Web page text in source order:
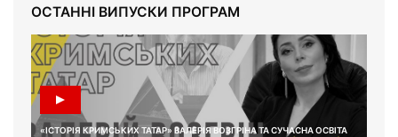
ОСТАННІ ВИПУСКИ ПРОГРАМ
«ІСТОРІЯ КРИМСЬКИХ ТАТАР» ВАЛЕРІЯ ВОЗГРІНА ТА СУЧАСНА ОСВІТА